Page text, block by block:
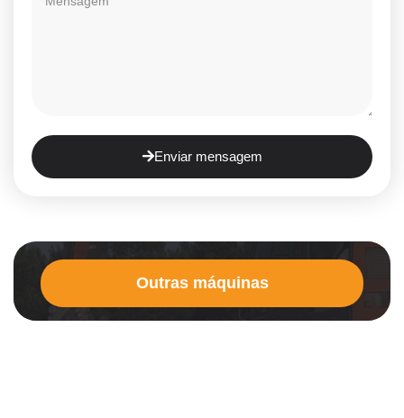
Enviar mensagem
Outras máquinas